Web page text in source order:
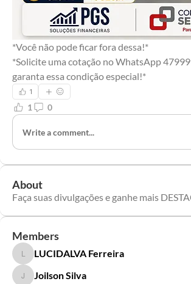
*Você não pode ficar fora dessa!*
*Solicite uma cotação no WhatsApp
garanta essa condição especial!*
1
1 0
Write a comment...
About
Faça suas divulgações e ganhe mais
Members
LUCIDALVA Ferreira
LUCIDALVA Ferreira
Joilson Silva
Joilson Silva